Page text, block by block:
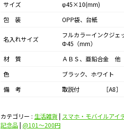
サイズ
φ45×10(mm)
包 装
OPP袋、台紙
名入れサイズ
フルカラーインクジェ
Φ45（mm）
材 質
ＡＢＳ、亜鉛合金 他
色
ブラック、ホワイト
備 考
取説付 ［A8］
カテゴリー : 生活雑貨| スマホ・モバイルアイ
記念品| @101〜200円